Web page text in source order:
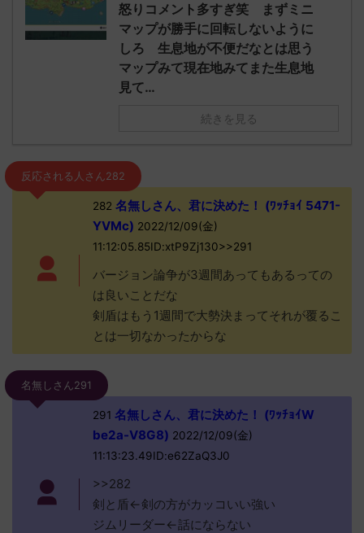
怒りコメント多すぎ笑 まずミニ
マップが勝手に回転しないように
しろ 生息地が不便だなとは思う
マップみて現在地みてまた生息地
見て…
続きを見る
反応される人さん282
282 名無しさん、君に決めた！ (ﾜｯﾁｮｲ 5471-
YVMc) 2022/12/09(金)
11:12:05.85ID:xtP9Zj130>>291
バージョン論争が3週間あってもあるっての
は良いことだな
剣盾はもう1週間で大勢決まってそれが覆るこ
とは一切なかったからな
名無しさん291
291 名無しさん、君に決めた！ (ﾜｯﾁｮｲW
be2a-V8G8) 2022/12/09(金)
11:13:23.49ID:e62ZaQ3J0
>>282
剣と盾←剣の方がカッコいい強い
ジムリーダー←話にならない